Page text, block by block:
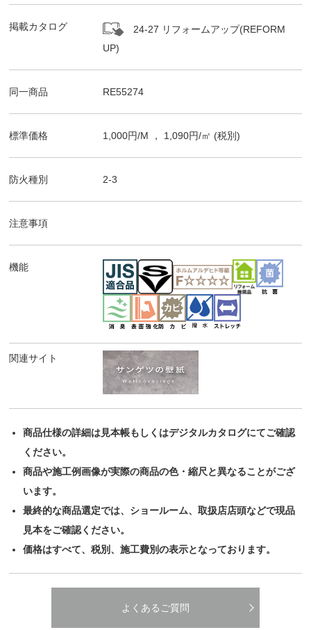
掲載カタログ
24-27 リフォームアップ(REFORM
UP)
同一商品 RE55274
標準価格 1,000円/M ， 1,090円/㎡ (税別)
防火種別 2-3
注意事項
機能
関連サイト
商品仕様の詳細は見本帳もしくはデジタルカタログにてご確認
ください。
商品や施工例画像が実際の商品の色・縮尺と異なることがござ
います。
最終的な商品選定では、ショールーム、取扱店店頭などで現品
見本をご確認ください。
価格はすべて、税別、施工費別の表示となっております。
よくあるご質問